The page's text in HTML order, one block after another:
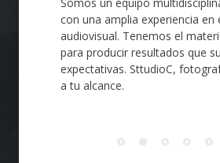
calidad, intuitivas, de fácil
personalizadas de acuerdo a
necesidades, utilizamos de
lo último en sistema de
contenidos (CMS), plugins,
e-Commerce. Creación de